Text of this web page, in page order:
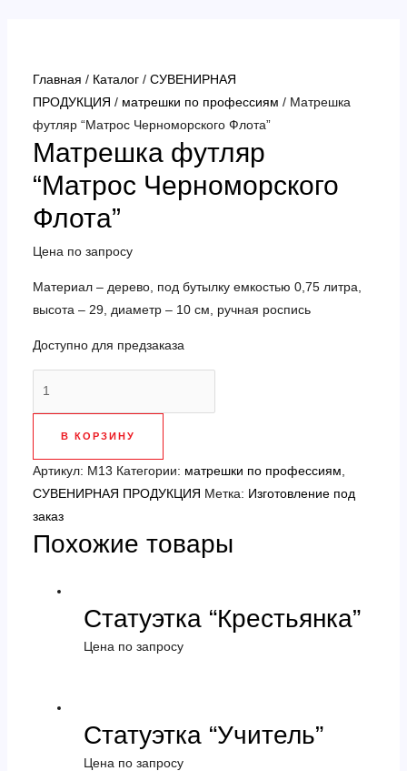
Главная / Каталог/ СУВЕНИРНАЯ
ПРОДУКЦИЯ / матрешки по профессиям / Матрешка
футляр “Матрос Черноморского Флота”
Матрешка футляр
“Матрос Черноморского
Флота”
Цена по запросу
Материал – дерево, под бутылку емкостью 0,75 литра,
высота – 29, диаметр – 10 см, ручная роспись
Доступно для предзаказа
"Матрос
Черноморского
Флота"
В КОРЗИНУ
Артикул: М13 Категории: матрешки по профессиям
СУВЕНИРНАЯ ПРОДУКЦИЯ Метка: Изготовление под
заказ
Похожие товары
Статуэтка “Крестьянка”
Цена по запросу
Статуэтка “Учитель”
Цена по запросу